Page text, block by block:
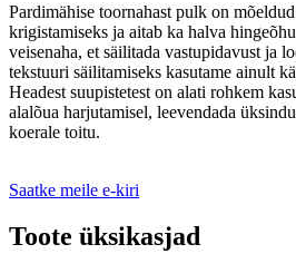
Pardimähise toornahast pulk on
krigistamiseks ja aitab ka halva
veisenaha, et säilitada vastupidavust ja
tekstuuri säilitamiseks kasutame ainult
Headest suupistetest on alati rohkem
alalõua harjutamisel, leevendada
koerale toitu.
Saatke meile e-kiri
Toote üksikasjad